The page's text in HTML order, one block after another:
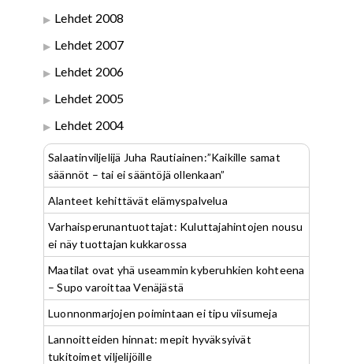
Lehdet 2008
Lehdet 2007
Lehdet 2006
Lehdet 2005
Lehdet 2004
Salaatinviljelijä Juha Rautiainen:”Kaikille samat
säännöt – tai ei sääntöjä ollenkaan”
Alanteet kehittävät elämyspalvelua
Varhaisperunantuottajat: Kuluttajahintojen nousu
ei näy tuottajan kukkarossa
Maatilat ovat yhä useammin kyberuhkien kohteena
– Supo varoittaa Venäjästä
Luonnonmarjojen poimintaan ei tipu viisumeja
Lannoitteiden hinnat: mepit hyväksyivät
tukitoimet viljelijöille